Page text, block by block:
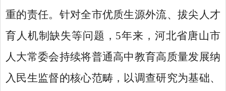
重的责任。针对全市优质生源外流、拔尖人才
育人机制缺失等问题， 5年来，河北省唐山市
人大常委会持续将普通高中教育高质量发展纳
入民生监督的核心范畴，以调查研究为基础、